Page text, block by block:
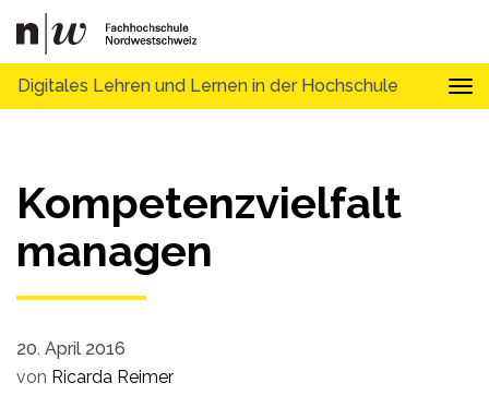
Digitales Lehren und Lernen in der Hochschule
Kompetenzvielfalt
managen
20. April 2016
von Ricarda Reimer